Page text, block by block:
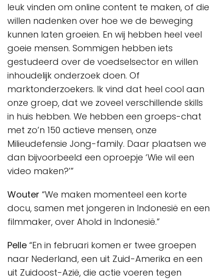
leuk vinden om online content te maken, of die
willen nadenken over hoe we de beweging
kunnen laten groeien. En wij hebben heel veel
goeie mensen. Sommigen hebben iets
gestudeerd over de voedselsector en willen
inhoudelijk onderzoek doen. Of
marktonderzoekers. Ik vind dat heel cool aan
onze groep, dat we zoveel verschillende skills
in huis hebben. We hebben een groeps-chat
met zo’n 150 actieve mensen, onze
Milieudefensie Jong-family. Daar plaatsen we
dan bijvoorbeeld een oproepje ‘Wie wil een
video maken?’”
Wouter “We maken momenteel een korte
docu, samen met jongeren in Indonesië en een
filmmaker, over Ahold in Indonesië.”
Pelle “En in februari komen er twee groepen
naar Nederland, een uit Zuid-Amerika en een
uit Zuidoost-Azië, die actie voeren tegen